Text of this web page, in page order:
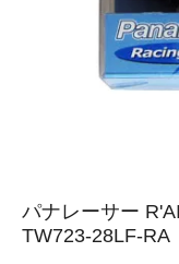
パナレーサー
TW723-28LF-RA